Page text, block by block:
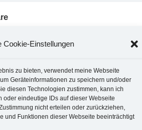
Cookie-Einstellungen
zu bieten, verwendet meine Webseite
Geräteinformationen zu speichern und/oder
diesen Technologien zustimmen, kann ich
oder eindeutige IDs auf dieser Webseite
nicht erteilen oder zurückziehen,
und Funktionen dieser Webseite beeinträchtigt
MATE-Panel: Format von Datum und
Panel: Format von Datum und
zuMusik-Portrait Nr. 1: Les Assoiffés
Installation von Brother-Geräten